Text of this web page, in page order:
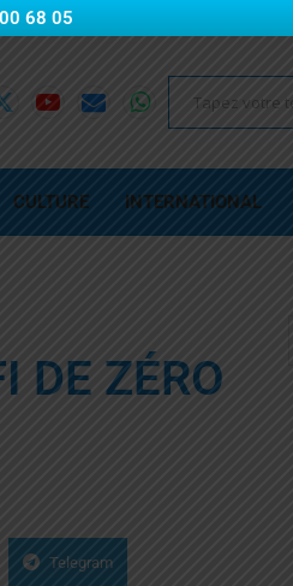
68 05
CULTURE INTERNATIONAL
DE ZÉRO
Telegram